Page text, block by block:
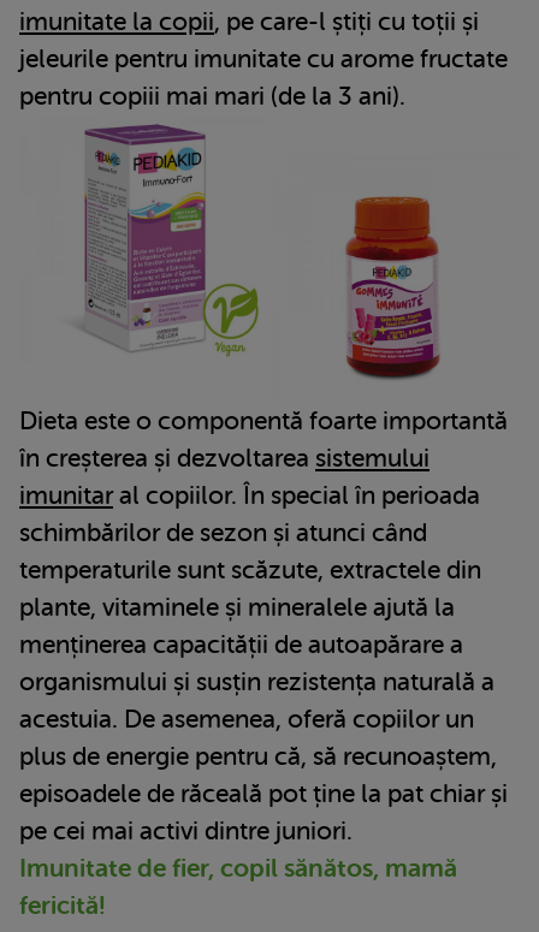
imunitate la copii, pe care-l știți cu toții și
jeleurile pentru imunitate cu arome fructate
pentru copiii mai mari (de la 3 ani).
Dieta este o componentă foarte importantă
în creșterea și dezvoltarea sistemului
imunitaral copiilor. În special în perioada
schimbărilor de sezon și atunci când
temperaturile sunt scăzute, extractele din
plante, vitaminele și mineralele ajută la
menținerea capacității de autoapărare a
organismului și susțin rezistența naturală a
acestuia. De asemenea, oferă copiilor un
plus de energie pentru că, să recunoaștem,
episoadele de răceală pot ține la pat chiar și
pe cei mai activi dintre juniori.
Imunitate de fier, copil sănătos, mamă
fericită!